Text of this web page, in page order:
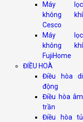
Máy lọc
không khí
Cesco
Máy lọc
không khí
FujiHome
ĐIỀU HOÀ
Điều hòa di
động
Điều hòa âm
trần
Điều hòa tủ